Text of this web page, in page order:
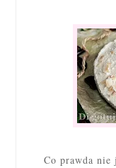
Co prawda